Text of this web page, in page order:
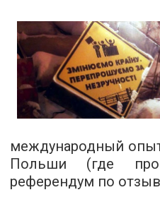
международный
Польши (где
референдум по